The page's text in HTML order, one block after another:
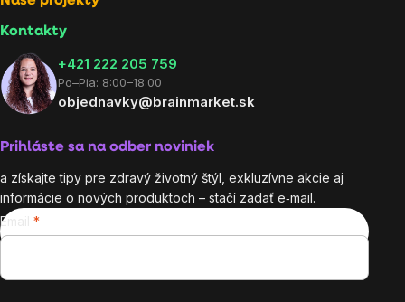
Kontakty
+421 222 205 759
Po–Pia: 8:00–18:00
objednavky@brainmarket.sk
Prihláste sa na odber noviniek
a získajte tipy pre zdravý životný štýl, exkluzívne akcie aj
informácie o nových produktoch – stačí zadať e‑mail.
Email